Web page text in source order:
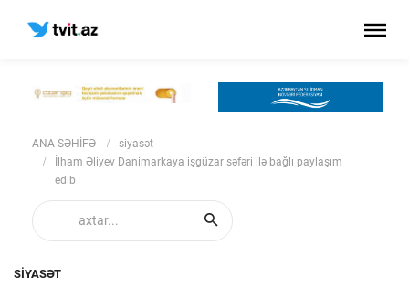
ANA SƏHİFƏ
siyasət
İlham Əliyev Danimarkaya işgüzar səfəri ilə bağlı paylaşım
edib
SIYASƏT